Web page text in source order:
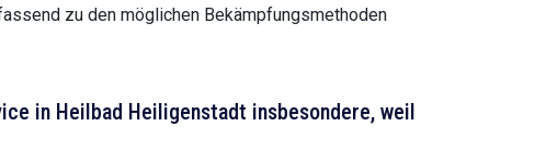
zu den möglichen Bekämpfungsmethoden
in Heilbad Heiligenstadt insbesondere, weil